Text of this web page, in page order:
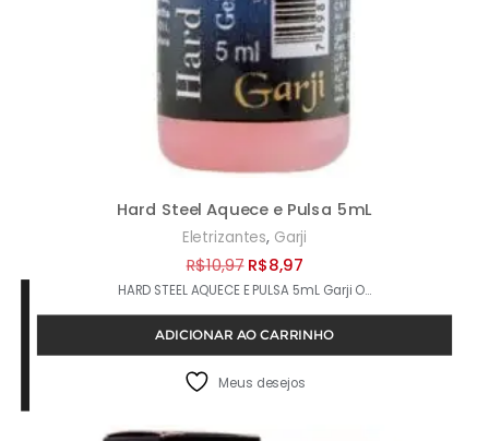
Hard Steel Aquece e Pulsa 5mL
Eletrizantes, Garji
R$10,97 O
preço
original
era:
R$10,97.
R$8,97O
preço
atual
é:
R$8,97.
HARD STEEL AQUECE E PULSA 5mL Garji O…
ADICIONAR AO CARRINHO
Meus desejos